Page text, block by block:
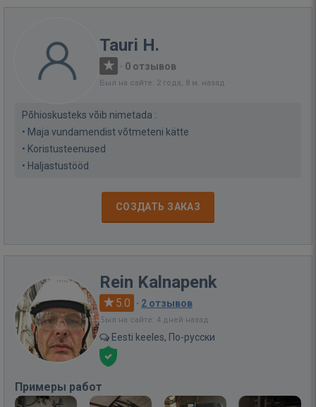
Tauri H.
· 0 отзывов
Был на сайте: 2 года, 8 м. назад
Põhioskusteks võib nimetada :
• Maja vundamendist võtmeteni kätte
• Koristusteenused
• Haljastustööd
СОЗДАТЬ ЗАКАЗ
Rein Kalnapenk
5.0 · 2 отзывов
Был на сайте: 4 дней назад
Eesti keeles, По-русски
Примеры работ